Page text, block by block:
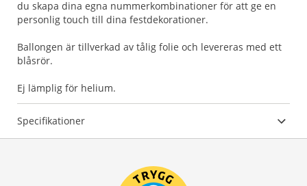
du skapa dina egna nummerkombinationer för att ge en
personlig touch till dina festdekorationer.
Ballongen är tillverkad av tålig folie och levereras med ett
blåsrör.
Ej lämplig för helium.
Specifikationer